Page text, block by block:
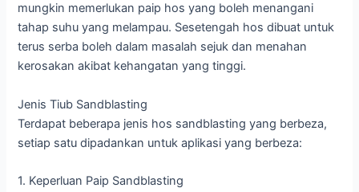
mungkin memerlukan paip hos yang boleh menangani
tahap suhu yang melampau. Sesetengah hos dibuat untuk
terus serba boleh dalam masalah sejuk dan menahan
kerosakan akibat kehangatan yang tinggi.
Jenis Tiub Sandblasting
Terdapat beberapa jenis hos sandblasting yang berbeza,
setiap satu dipadankan untuk aplikasi yang berbeza:
1. Keperluan Paip Sandblasting